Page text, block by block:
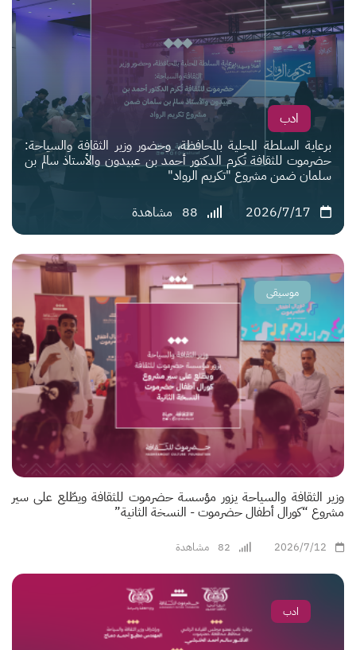
ادب
برعاية السلطة المحلية بالمحافظة، وحضور وزير الثقافة والسياحة:
حضرموت للثقافة تُكرم الدكتور أحمد بن عبيدون والأستاذ سالم بن
سلمان ضمن مشروع "تكريم الرواد"
2026/7/17
88 مشاهدة
موسيقى
وزير الثقافة والسياحة يزور مؤسسة حضرموت للثقافة ويطّلع على سير
مشروع “كورال أطفال حضرموت - النسخة الثانية”
2026/7/12
82 مشاهدة
ادب